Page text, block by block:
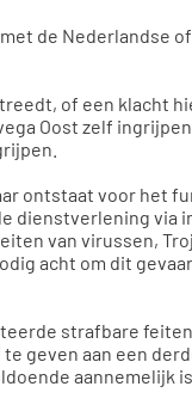
de Nederlandse
of een klacht
Oost zelf
ontstaat voor het
dienstverlening via
van virussen,
acht om dit
strafbare
geven aan een
aannemelijk